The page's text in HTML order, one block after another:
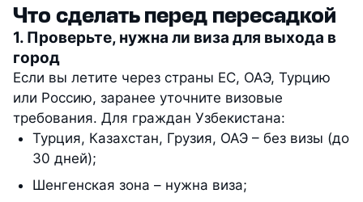
Что сделать перед пересадкой
1. Проверьте, нужна ли виза для выхода в
город
Если вы летите через страны ЕС, ОАЭ, Турцию
или Россию, заранее уточните визовые
требования. Для граждан Узбекистана:
Турция, Казахстан, Грузия, ОАЭ – без визы (до
30 дней);
Шенгенская зона – нужна виза;